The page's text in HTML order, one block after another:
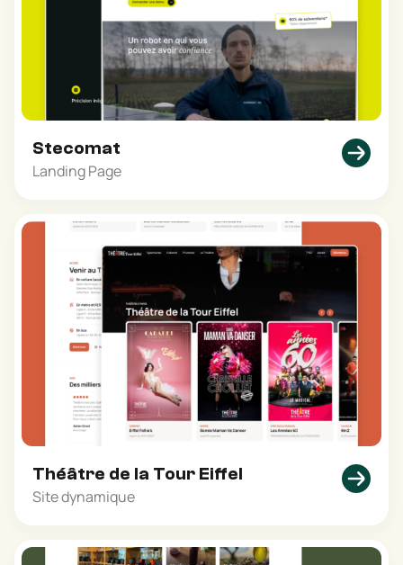
Stecomat
Landing Page
Théâtre de la Tour Eiffel
Site dynamique